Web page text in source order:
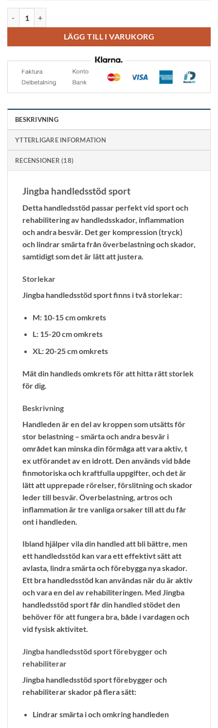
LÄGG TILL I VARUKORG
BESKRIVNING
YTTERLIGARE INFORMATION
RECENSIONER (18)
Jingba handledsstöd sport
Detta handledsstöd passar perfekt vid sport och
rehabilitering av handledsskador, inflammation
och andra besvär. Det ger kompression (tryck)
och lindrar smärta från överbelastning och skador,
samtidigt som det är lätt att justera.
Storlekar
Jingba handledsstöd sport finns i två storlekar:
M: 10-15 cm omkrets
L: 15-20 cm omkrets
XL: 20-25 cm omkrets
Mät din handleds omkrets för att hitta rätt storlek
för dig.
Beskrivning
Handleden är en del av kroppen som utsätts för
stor belastning – smärta och andra besvär i
området kan minska din förmåga att vara aktiv, t
ex utförandet av en idrott. Den används vid både
finmotoriska och kraftfulla uppgifter, och det är
lätt att upprepade rörelser, förslitning och skador
leder till besvär. Överbelastning, artros och
inflammation är tre vanliga orsaker till att du får
ont i handleden.
Ibland hjälper vila din handled att bli bättre, men
ett handledsstöd kan vara ett effektivt sätt att
avlasta, lindra smärta och förebygga nya skador.
Ett bra handledsstöd kan användas när du är aktiv
och vara en del av rehabiliteringen. Med Jingba
handledsstöd sport får din handled stödet den
behöver för att fungera bra, både i vardagen och
vid fysisk aktivitet.
Jingba handledsstöd sport förebygger och
rehabiliterar
Jingba handledsstöd sport förebygger och
rehabiliterar skador på flera sätt:
Lindrar smärta i och omkring handleden